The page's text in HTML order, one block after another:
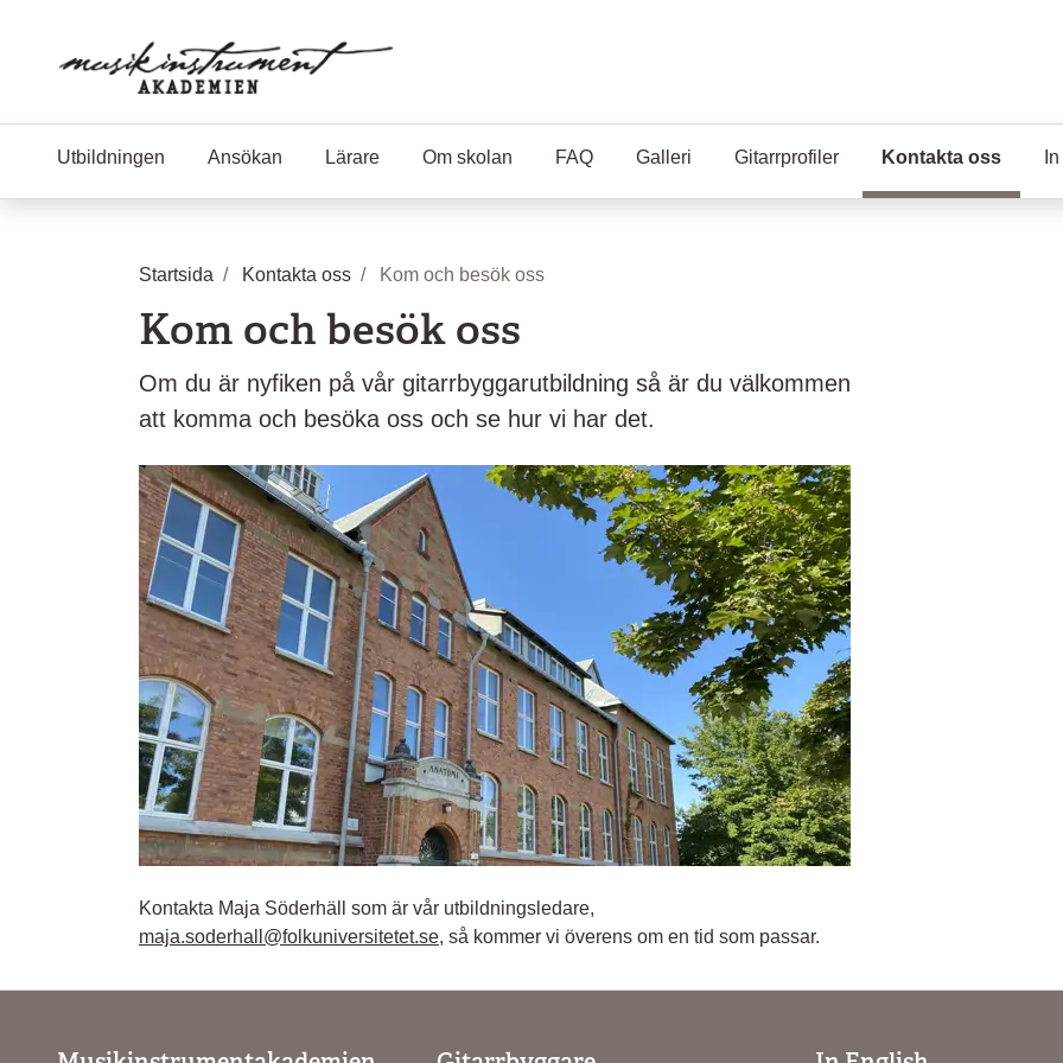
Utbildningen Ansökan Lärare Om skolan FAQ Galleri Gitarrprofiler Kontakta oss
Startsida Kontakta oss Kom och besök oss
Kom och besök oss
Om du är nyfiken på vår gitarrbyggarutbildning så är du välkommen
att komma och besöka oss och se hur vi har det.
Kontakta Maja Söderhäll som är vår utbildningsledare,
maja.soderhall@folkuniversitetet.se, så kommer vi överens om en tid som passar.